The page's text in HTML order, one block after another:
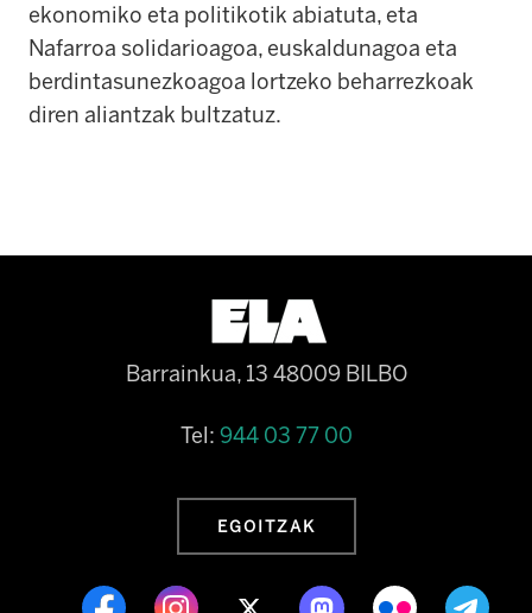
ekonomiko eta politikotik abiatuta, eta
Nafarroa solidarioagoa, euskaldunagoa eta
berdintasunezkoagoa lortzeko beharrezkoak
diren aliantzak bultzatuz.
Barrainkua, 13 48009 BILBO
Tel: 944 03 77 00
EGOITZAK